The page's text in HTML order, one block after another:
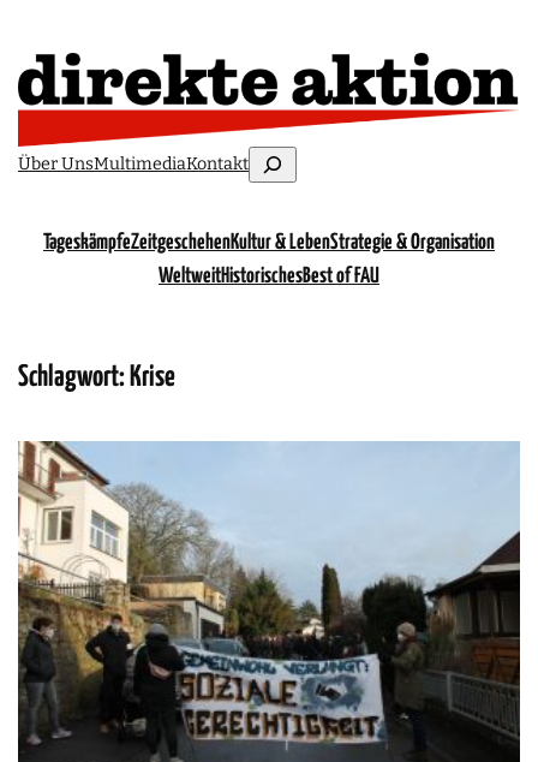
Über UnsMultimediaKontaktSuchen
TageskämpfeZeitgeschehenKultur & LebenStrategie & Organisation
WeltweitHistorischesBest of FAU
Schlagwort: Krise